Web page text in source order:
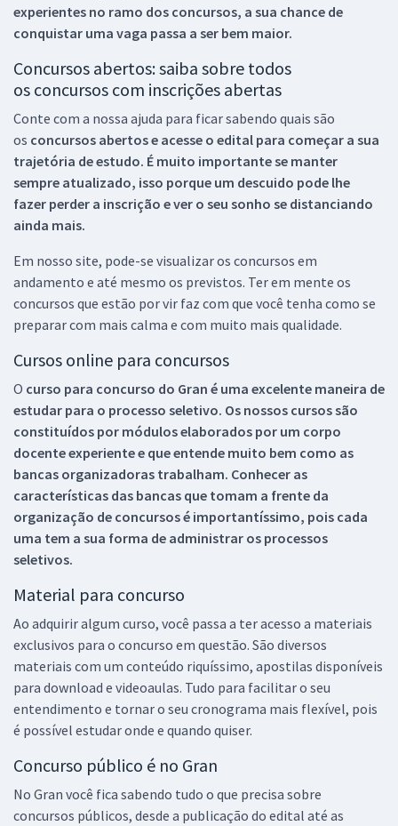
experientes no ramo dos concursos, a sua chance de
conquistar uma vaga passa a ser bem maior.
Concursos abertos: saiba sobre todos
os concursos com inscrições abertas
Conte com a nossa ajuda para ficar sabendo quais são
os concursos abertos e acesse o edital para começar a sua
trajetória de estudo. É muito importante se manter
sempre atualizado, isso porque um descuido pode lhe
fazer perder a inscrição e ver o seu sonho se distanciando
ainda mais.
Em nosso site, pode-se visualizar os concursos em
andamento e até mesmo os previstos. Ter em mente os
concursos que estão por vir faz com que você tenha como se
preparar com mais calma e com muito mais qualidade.
Cursos online para concursos
O curso para concurso do Gran é uma excelente maneira de
estudar para o processo seletivo. Os nossos cursos são
constituídos por módulos elaborados por um corpo
docente experiente e que entende muito bem como as
bancas organizadoras trabalham. Conhecer as
características das bancas que tomam a frente da
organização de concursos é importantíssimo, pois cada
uma tem a sua forma de administrar os processos
seletivos.
Material para concurso
Ao adquirir algum curso, você passa a ter acesso a materiais
exclusivos para o concurso em questão. São diversos
materiais com um conteúdo riquíssimo, apostilas disponíveis
para download e videoaulas. Tudo para facilitar o seu
entendimento e tornar o seu cronograma mais flexível, pois
é possível estudar onde e quando quiser.
Concurso público é no Gran
No Gran você fica sabendo tudo o que precisa sobre
concursos públicos, desde a publicação do edital até as